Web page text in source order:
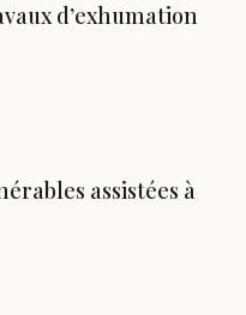
d’exhumation
assistées à